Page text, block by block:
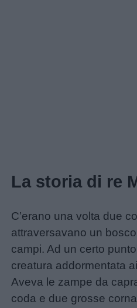
da
Storie
bambini
La storia di re
C’erano una volta due
attraversavano un
campi. Ad un certo
creatura addormentata
Aveva le zampe da
coda e due grosse